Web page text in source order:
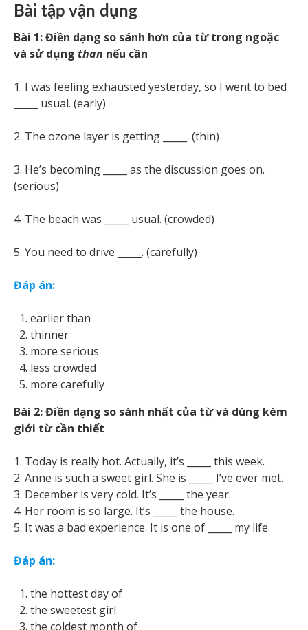
Bài tập vận dụng
Bài 1: Điền dạng so sánh hơn của từ trong ngoặc
và sử dụng than nếu cần
1. I was feeling exhausted yesterday, so I went to bed
_____ usual. (early)
2. The ozone layer is getting _____. (thin)
3. He’s becoming _____ as the discussion goes on.
(serious)
4. The beach was _____ usual. (crowded)
5. You need to drive _____. (carefully)
Đáp án:
earlier than
thinner
more serious
less crowded
more carefully
Bài 2: Điền dạng so sánh nhất của từ và dùng kèm
giới từ cần thiết
1. Today is really hot. Actually, it’s _____ this week.
2. Anne is such a sweet girl. She is _____ I’ve ever met.
3. December is very cold. It’s _____ the year.
4. Her room is so large. It’s _____ the house.
5. It was a bad experience. It is one of _____ my life.
Đáp án:
the hottest day of
the sweetest girl
the coldest month of